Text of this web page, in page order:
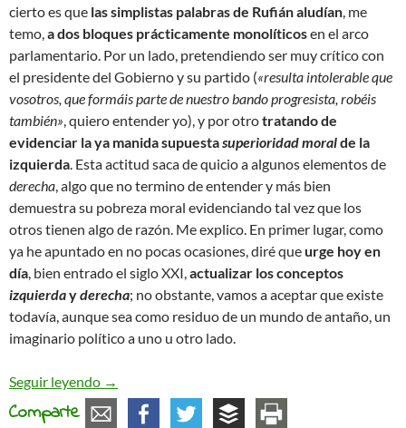
cierto es que las simplistas palabras de Rufián aludían, me
temo,a dos bloques prácticamente monolíticosen el arco
parlamentario. Por un lado, pretendiendo ser muy crítico con
el presidente del Gobierno y su partido («resulta intolerable que
vosotros, que formáis parte de nuestro bando progresista, robéis
también», quiero entender yo), y por otrotratando de
evidenciar la ya manida supuestasuperioridad moralde la
izquierda. Esta actitud saca de quicio a algunos elementos de
derecha, algo que no termino de entender y más bien
demuestra su pobreza moral evidenciando tal vez que los
otros tienen algo de razón. Me explico. En primer lugar, como
ya he apuntado en no pocas ocasiones, diré queurge hoy en
día, bien entrado el siglo XXI,actualizar los conceptos
izquierdayderecha; no obstante, vamos a aceptar que existe
todavía, aunque sea como residuo de un mundo de antaño, un
imaginario político a uno u otro lado.
Seguir leyendo ¿Superioridad moral?
→
Comparte